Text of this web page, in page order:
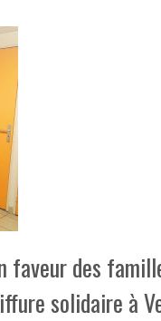
des
solidaire à